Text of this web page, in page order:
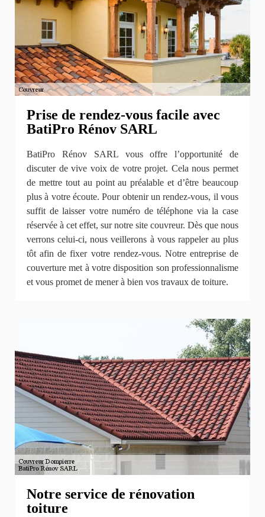
Prise de rendez-vous facile avec
BatiPro Rénov SARL
BatiPro Rénov SARL vous offre l’opportunité de
discuter de vive voix de votre projet. Cela nous permet
de mettre tout au point au préalable et d’être beaucoup
plus à votre écoute. Pour obtenir un rendez-vous, il vous
suffit de laisser votre numéro de téléphone via la case
réservée à cet effet, sur notre site couvreur. Dès que nous
verrons celui-ci, nous veillerons à vous rappeler au plus
tôt afin de fixer votre rendez-vous. Notre entreprise de
couverture met à votre disposition son professionnalisme
et vous promet de mener à bien vos travaux de toiture.
Notre service de rénovation
toiture